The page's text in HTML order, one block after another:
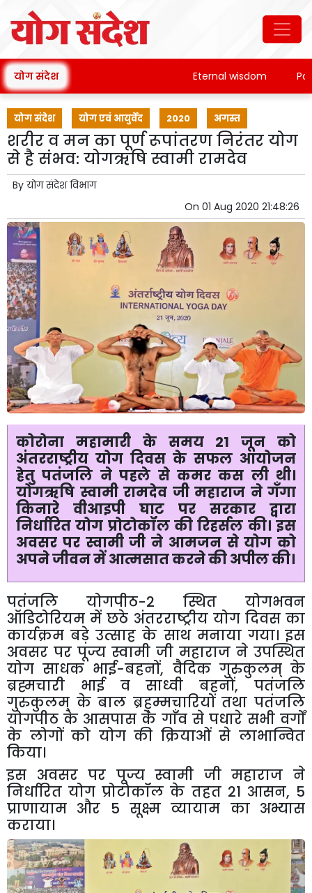
योग संदेश Eternal wisdom
योग संदेश योग एवं आयुर्वेद 2020 अगस्त
शरीर व मन का पूर्ण रूपांतरण निरंतर योग
से है संभव: योगऋषि स्वामी रामदेव
By योग संदेश विभाग
On 01 Aug 2020 21:48:26
कोरोना महामारी के समय21जून
को
अंतरराष्ट्रीय योग दिवस के सफल आयोजन
हेतु पतंजलि ने पहले से कमर कस ली थी।
योगऋषि स्वामी रामदेव जी महाराज ने गँगा
किनारे
वीआइपी घाट पर सरकार
द्वारा
निर्धारित योग प्रोटोकॉल की रिहर्सल की। इस
अवसर पर स्वामी जी ने आमजन से योग को
अपनेजीवनमेंआत्मसातकरनेकीअपीलकी।
पतंजलि योगपीठ-2 स्थित
योगभवन
ऑडिटोरियम में छठे अंतरराष्ट्रीय योग दिवस का
कार्यक्रम बड़े उत्साह के साथ मनाया गया। इस
अवसर पर पूज्य स्वामी जी महाराज ने उपस्थित
योग साधक भाई-बहनों, वैदिक गुरुकुलम् के
ब्रह्मचारी
भाई व साध्वी बहनों,पतंजलि
गुरुकुलम् के बाल ब्रह्म्मचारियों तथा पतंजलि
योगपीठ के आसपास के गाँव से पधारे सभी वर्गों
के लोगों को योग की क्रियाओं से लाभान्वित
किया।
इस अवसर पर पूज्य स्वामी जी महाराज ने
निर्धारित योग प्रोटोकॉल के तहत21 आसन, 5
प्राणायाम और 5सूक्ष्म व्यायाम का अभ्यास
कराया।